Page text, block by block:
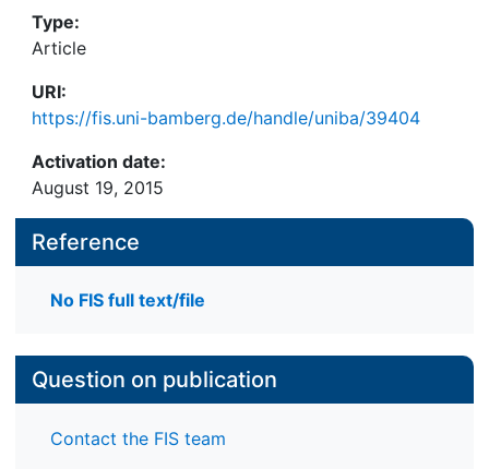
Type:
Article
URI:
https://fis.uni-bamberg.de/handle/uniba/39404
Activation date:
August 19, 2015
Reference
No FIS full text/file
Question on publication
Contact the FIS team